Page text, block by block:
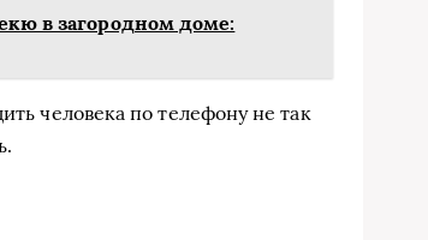
в загородном доме:
человека по телефону не так